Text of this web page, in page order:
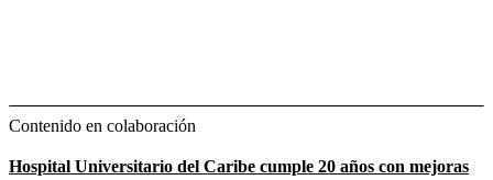
Contenido en colaboración
Hospital Universitario del Caribe cumple 20 años con mejoras